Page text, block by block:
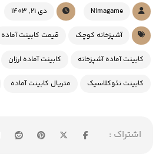
Nimagame دی 21, 1403
آشپزخانه کوچک قیمت کابینت آماده
کابینت آماده آشپزخانه کابینت آماده ارزان
کابینت نئوکلاسیک متریال کابینت آماده